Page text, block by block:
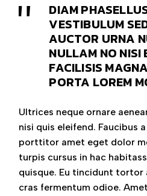
DIAM
VESTIBULUM
AUCTOR URNA
NULLAM NO NISI
FACILISIS
PORTA LOREM
Ultrices neque ornare
nisi quis eleifend. Faucibus
porttitor amet eget dolor
turpis cursus in hac
quisque. Eu tincidunt tortor
cras fermentum odioe.